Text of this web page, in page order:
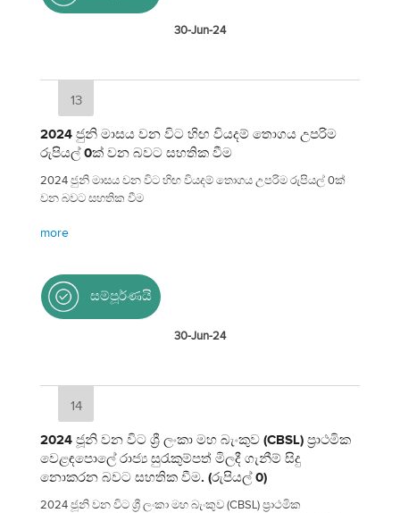
30-Jun-24
13
2024 ජුනි මාසය වන විට හිඟ වියදම් තොගය උපරිම
රුපියල් 0ක් වන බවට සහතික වීම
2024 ජුනි මාසය වන විට හිඟ වියදම් තොගය උපරිම රුපියල් 0ක්
වන බවට සහතික වීම
more
සම්පූර්ණයි
30-Jun-24
14
2024 ජූනි වන විට ශ්‍රී ලංකා මහ බැංකුව (CBSL) ප්‍රාථමික
වෙළඳපොලේ රාජ්‍ය සුරැකුම්පත් මිලදී ගැනීම් සිදු
නොකරන බවට සහතික වීම. (රුපියල් 0)
2024 ජූනි වන විට ශ්‍රී ලංකා මහ බැංකුව (CBSL) ප්‍රාථමික